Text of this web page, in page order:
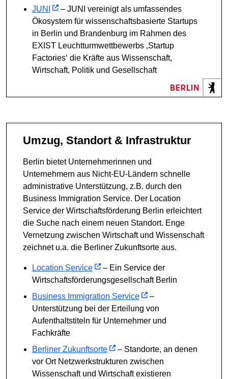
JUNI
– JUNI vereinigt als umfassendes
Ökosystem für wissenschaftsbasierte Startups
in Berlin und Brandenburg im Rahmen des
EXIST Leuchtturmwettbewerbs ‚Startup
Factories‘ die Kräfte aus Wissenschaft,
Wirtschaft, Politik und Gesellschaft
Umzug, Standort & Infrastruktur
Berlin bietet Unternehmerinnen und
Unternehmern aus Nicht-EU-Ländern schnelle
administrative Unterstützung, z.B. durch den
Business Immigration Service. Der Location
Service der Wirtschaftsförderung Berlin erleichtert
die Suche nach einem neuen Standort. Enge
Vernetzung zwischen Wirtschaft und Wissenschaft
zeichnet u.a. die Berliner Zukunftsorte aus.
Location Service
– Ein Service der
Wirtschaftsförderungsgesellschaft Berlin
Business Immigration Service
–
Unterstützung bei der Erteilung von
Aufenthaltstiteln für Unternehmer und
Fachkräfte
Berliner Zukunftsorte
– Standorte, an denen
vor Ort Netzwerkstrukturen zwischen
Wissenschaft und Wirtschaft existieren